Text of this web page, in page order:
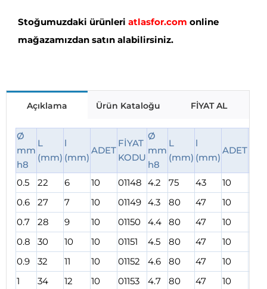
Stoğumuzdaki ürünleri atlasfor.com online
mağazamızdan satın alabilirsiniz.
Açıklama Ürün Kataloğu FİYAT AL
Ø
mm
h8
L
(mm)
l
(mm)
ADET
FİYAT
KODU
Ø
mm
h8
L
(mm)
l
(mm)
ADET
0.5 22 6 10 01148 4.2 75 43 10
0.6
27 7 10 01149 4.3 80 47 10
0.7
28 9 10 01150 4.4 80 47 10
0.8
30 10 10 01151 4.5 80 47 10
0.9
32 11 10 01152 4.6 80 47 10
1
34 12 10 01153 4.7 80 47 10